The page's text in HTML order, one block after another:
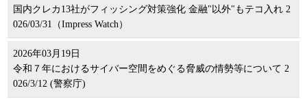
国内クレカ13社がフィッシング対策強化 金融"以外"もテコ入れ 2
026/03/31（Impress Watch）
2026年03月19日
令和７年におけるサイバー空間をめぐる脅威の情勢等について 2
026/3/12 (警察庁)